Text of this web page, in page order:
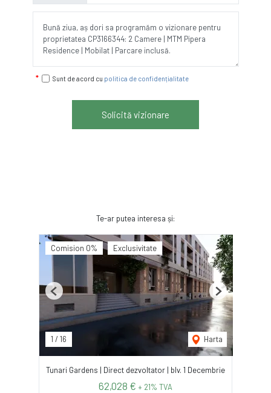
Sunt de acord cu politica de confidențialitate
Solicită vizionare
Te-ar putea interesa și:
Comision 0% Exclusivitate
1 / 16 Harta
Previous Next
Tunari Gardens | Direct dezvoltator | blv. 1 Decembrie
62,028 € + 21% TVA